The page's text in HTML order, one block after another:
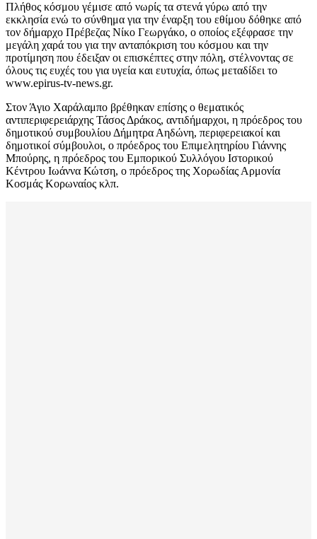
Πλήθος κόσμου γέμισε από νωρίς τα στενά γύρω από την
εκκλησία ενώ το σύνθημα για την έναρξη του εθίμου δόθηκε από
τον δήμαρχο Πρέβεζας Νίκο Γεωργάκο, ο οποίος εξέφρασε την
μεγάλη χαρά του για την ανταπόκριση του κόσμου και την
προτίμηση που έδειξαν οι επισκέπτες στην πόλη, στέλνοντας σε
όλους τις ευχές του για υγεία και ευτυχία, όπως μεταδίδει το
www.epirus-tv-news.gr.
Στον Άγιο Χαράλαμπο βρέθηκαν επίσης ο θεματικός
αντιπεριφερειάρχης Τάσος Δράκος, αντιδήμαρχοι, η πρόεδρος του
δημοτικού συμβουλίου Δήμητρα Αηδώνη, περιφερειακοί και
δημοτικοί σύμβουλοι, ο πρόεδρος του Επιμελητηρίου Γιάννης
Μπούρης, η πρόεδρος του Εμπορικού Συλλόγου Ιστορικού
Κέντρου Ιωάννα Κώτση, ο πρόεδρος της Χορωδίας Αρμονία
Κοσμάς Κορωναίος κλπ.